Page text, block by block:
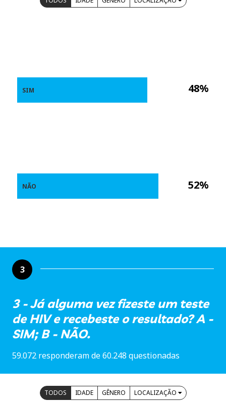
48%
52%
SIM
NÃO
3
3 - Já alguma vez fizeste um teste
de HIV e recebeste o resultado? A -
SIM; B - NÃO.
59.072 responderam de 60.248 questionadas
TODOS IDADE GÊNERO LOCALIZAÇÃO